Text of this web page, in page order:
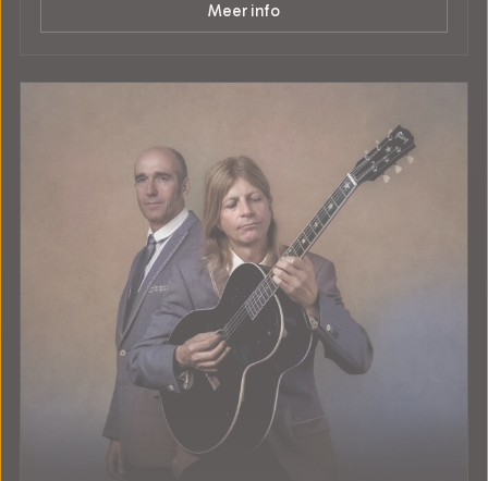
Meer info